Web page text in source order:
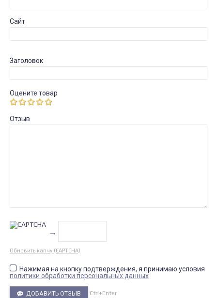
Сайт
Заголовок
Оцените товар
Отзыв
→
Обновить капчу (CAPTCHA)
Нажимая на кнопку подтверждения, я принимаю условия
политики обработки персональных данных
ДОБАВИТЬ ОТЗЫВ Ctrl+Enter